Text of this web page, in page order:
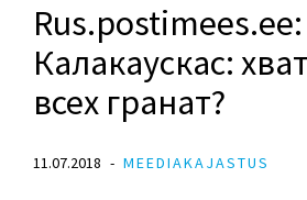
Калакаускас:
всех гранат?
11.07.2018 MEEDIAKAJASTUS